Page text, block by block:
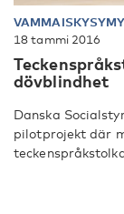
18 tammi 2016
dövblindhet
Danska
pilotprojekt där